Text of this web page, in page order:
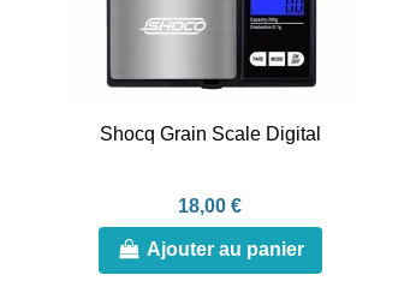
Shocq Grain Scale Digital
18,00 €
Ajouter au panier